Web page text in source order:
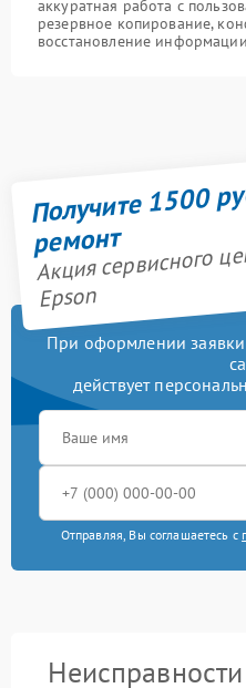
аккуратная работа с
резервное копирование,
восстановление
Получите 1500
ремонт
Акция сервисного
Epson
При оформлении
действует
Отправляя, Вы соглашаетесь с